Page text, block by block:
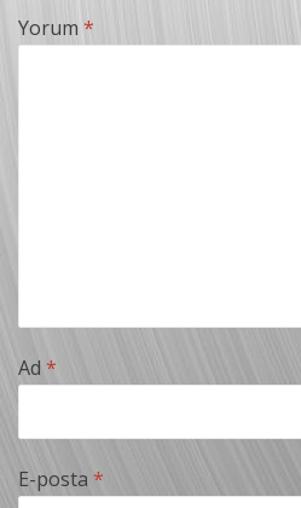
Yorum *
Ad *
E-posta *